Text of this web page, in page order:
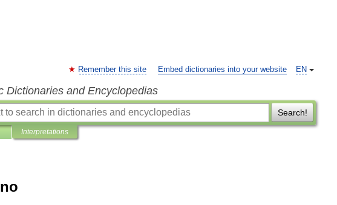
EN
Remember this site Embed dictionaries into your website
Dictionaries and Encyclopedias
Search!
Interpretations